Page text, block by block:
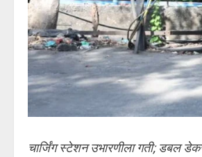
चार्जिंग स्टेशन उभारणीला गती; डबल